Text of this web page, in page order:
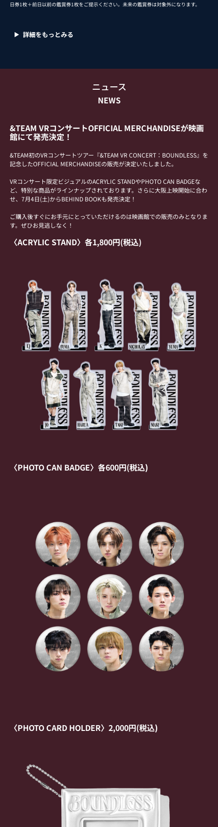
日券1枚＋前日以前の鑑賞券1枚をご提示ください。未来の鑑賞券は対象外になります。
詳細をもっとみる
ニュース
NEWS
&TEAM VRコンサートOFFICIAL MERCHANDISEが映画
館にて発売決定！
&TEAM初のVRコンサートツアー『&TEAM VR CONCERT：BOUNDLESS』を
記念したOFFICIAL MERCHANDISEの販売が決定いたしました。
VRコンサート限定ビジュアルのACRYLIC STANDやPHOTO CAN BADGEな
ど、特別な商品がラインナップされております。さらに大阪上映開始に合わ
せ、7月4日(土)からBEHIND BOOKも発売決定！
ご購入後すぐにお手元にとっていただけるのは映画館での販売のみとなりま
す。ぜひお見逃しなく！
〈ACRYLIC STAND〉各1,800円(税込)
〈PHOTO CAN BADGE〉各600円(税込)
〈PHOTO CARD HOLDER〉2,000円(税込)